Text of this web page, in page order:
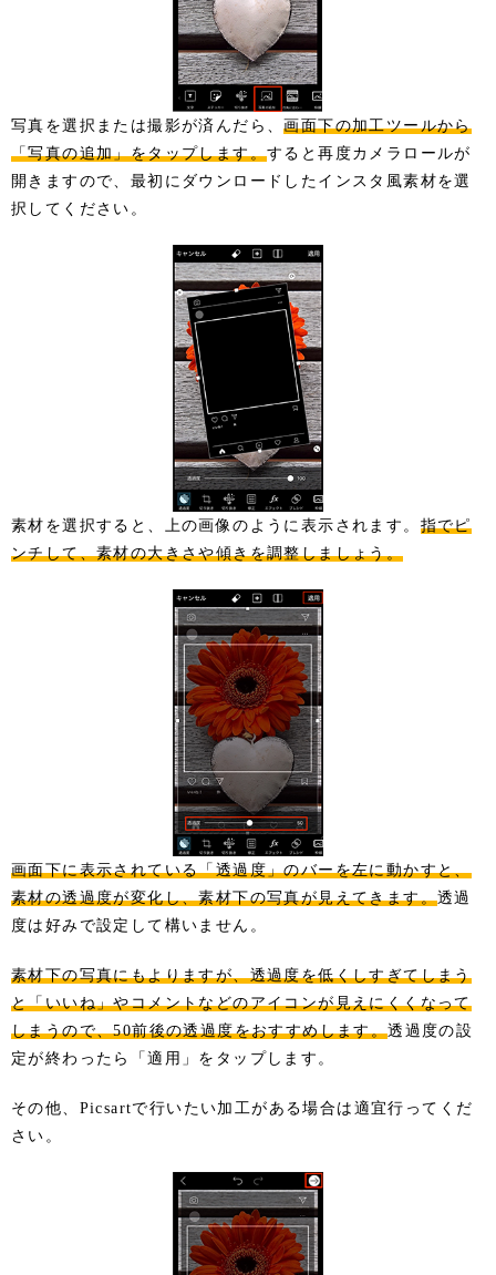
写真を選択または撮影が済んだら、画面下の加工ツールから
「写真の追加」をタップします。すると再度カメラロールが
開きますので、最初にダウンロードしたインスタ風素材を選
択してください。
素材を選択すると、上の画像のように表示されます。 指でピ
ンチして、素材の大きさや傾きを調整しましょう。
画面下に表示されている「透過度」のバーを左に動かすと、
素材の透過度が変化し、素材下の写真が見えてきます。透過
度は好みで設定して構いません。
素材下の写真にもよりますが、透過度を低くしすぎてしまう
と「いいね」やコメントなどのアイコンが見えにくくなって
しまうので、50前後の透過度をおすすめします。透過度の設
定が終わったら「適用」をタップします。
その他、Picsartで行いたい加工がある場合は適宜行ってくだ
さい。